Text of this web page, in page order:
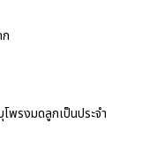
โพรงมดลูกเป็นประจำ